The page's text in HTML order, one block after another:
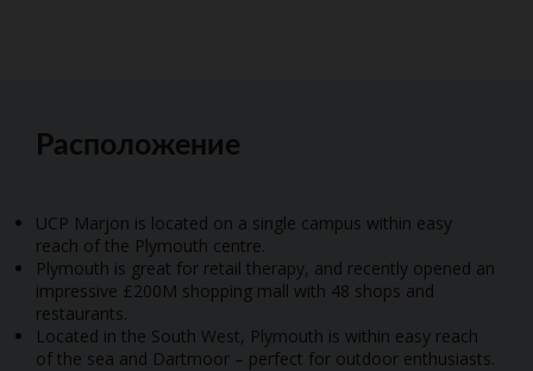
Расположение
UCP Marjon is located on a single campus within easy
reach of the Plymouth centre.
Plymouth is great for retail therapy, and recently opened an
impressive £200M shopping mall with 48 shops and
restaurants.
Located in the South West, Plymouth is within easy reach
of the sea and Dartmoor – perfect for outdoor enthusiasts.